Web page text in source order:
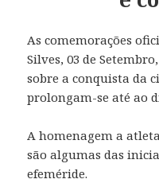
As comemorações
Silves, 03 de
sobre a conquista da
prolongam-se até ao
A homenagem a
são algumas das
efeméride.